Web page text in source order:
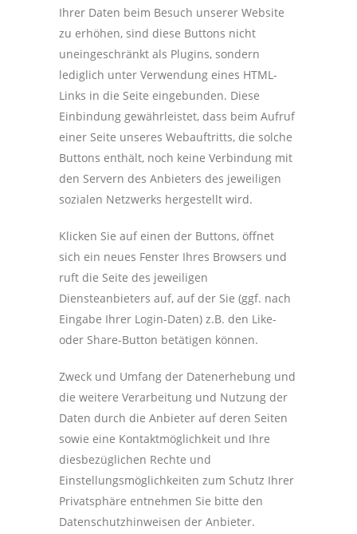
Ihrer Daten beim Besuch unserer Website
zu erhöhen, sind diese Buttons nicht
uneingeschränkt als Plugins, sondern
lediglich unter Verwendung eines HTML-
Links in die Seite eingebunden. Diese
Einbindung gewährleistet, dass beim Aufruf
einer Seite unseres Webauftritts, die solche
Buttons enthält, noch keine Verbindung mit
den Servern des Anbieters des jeweiligen
sozialen Netzwerks hergestellt wird.
Klicken Sie auf einen der Buttons, öffnet
sich ein neues Fenster Ihres Browsers und
ruft die Seite des jeweiligen
Diensteanbieters auf, auf der Sie (ggf. nach
Eingabe Ihrer Login-Daten) z.B. den Like-
oder Share-Button betätigen können.
Zweck und Umfang der Datenerhebung und
die weitere Verarbeitung und Nutzung der
Daten durch die Anbieter auf deren Seiten
sowie eine Kontaktmöglichkeit und Ihre
diesbezüglichen Rechte und
Einstellungsmöglichkeiten zum Schutz Ihrer
Privatsphäre entnehmen Sie bitte den
Datenschutzhinweisen der Anbieter.